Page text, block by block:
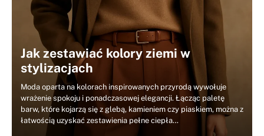
Jak zestawiać kolory ziemi w
stylizacjach
Moda oparta na kolorach inspirowanych przyrodą wywołuje
wrażenie spokoju i ponadczasowej elegancji. Łącząc paletę
barw, które kojarzą się z glebą, kamieniem czy piaskiem, można z
łatwością uzyskać zestawienia pełne ciepła…